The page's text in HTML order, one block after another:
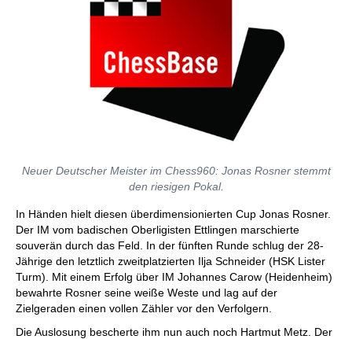
Neuer Deutscher Meister im Chess960: Jonas Rosner stemmt
den riesigen Pokal.
In Händen hielt diesen überdimensionierten Cup Jonas Rosner.
Der IM vom badischen Oberligisten Ettlingen marschierte
souverän durch das Feld. In der fünften Runde schlug der 28-
Jährige den letztlich zweitplatzierten Ilja Schneider (HSK Lister
Turm). Mit einem Erfolg über IM Johannes Carow (Heidenheim)
bewahrte Rosner seine weiße Weste und lag auf der
Zielgeraden einen vollen Zähler vor den Verfolgern.
Die Auslosung bescherte ihm nun auch noch Hartmut Metz. Der